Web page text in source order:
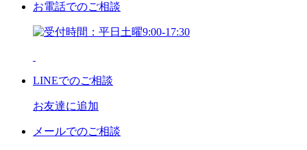
お電話でのご相談
LINEでのご相談
お友達に追加
メールでのご相談